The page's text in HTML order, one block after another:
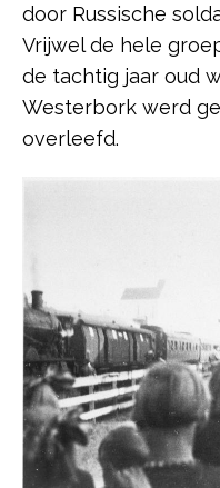
door Russische
Vrijwel de hele
de tachtig jaar oud
Westerbork werd
overleefd.